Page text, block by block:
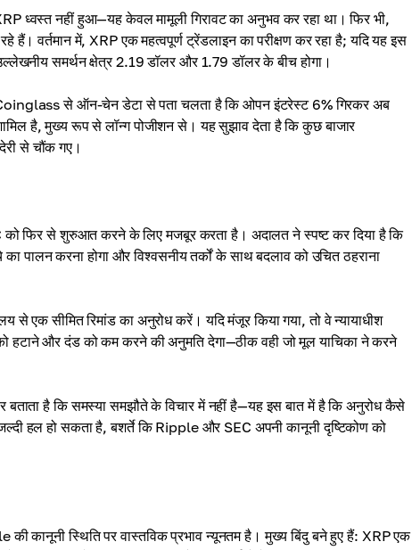
ध्वस्त नहीं हुआ—यह केवल मामूली गिरावट का अनुभव कर रहा था। फिर भी,
हैं। वर्तमान में, XRP एक महत्वपूर्ण ट्रेंडलाइन का परीक्षण कर रहा है; यदि यह इस
समर्थन क्षेत्र 2.19 डॉलर और 1.79 डॉलर के बीच होगा।
Coinglass से ऑन-चेन डेटा से पता चलता है कि ओपन इंटरेस्ट 6% गिरकर अब
है, मुख्य रूप से लॉन्ग पोजीशन से। यह सुझाव देता है कि कुछ बाजार
से चौंक गए।
फिर से शुरुआत करने के लिए मजबूर करता है। अदालत ने स्पष्ट कर दिया है कि
पालन करना होगा और विश्वसनीय तर्कों के साथ बदलाव को उचित ठहराना
से एक सीमित रिमांड का अनुरोध करें। यदि मंजूर किया गया, तो वे न्यायाधीश
हटाने और दंड को कम करने की अनुमति देगा—ठीक वही जो मूल याचिका ने करने
है कि समस्या समझौते के विचार में नहीं है—यह इस बात में है कि अनुरोध कैसे
हल हो सकता है, बशर्ते कि Ripple और SEC अपनी कानूनी दृष्टिकोण को
कानूनी स्थिति पर वास्तविक प्रभाव न्यूनतम है। मुख्य बिंदु बने हुए हैं: XRP एक